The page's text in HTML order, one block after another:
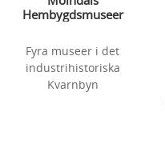
Hembygdsmuseer
Fyra museer i det
industrihistoriska
Kvarnbyn